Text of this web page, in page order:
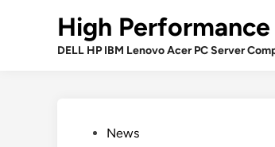
High
DELL HP IBM Lenovo Acer PC Server
PostedNews